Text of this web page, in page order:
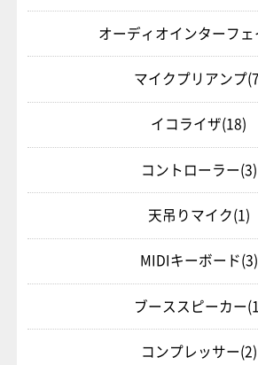
オーディオインターフェ
マイクプリアンプ
イコライザ(18)
コントローラー(3)
天吊りマイク(1)
MIDIキーボード(3)
ブーススピーカー
コンプレッサー(2)